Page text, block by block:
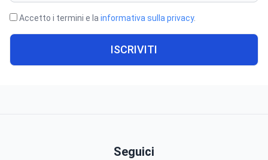
Accetto i termini e la informativa sulla privacy.
ISCRIVITI
Seguici